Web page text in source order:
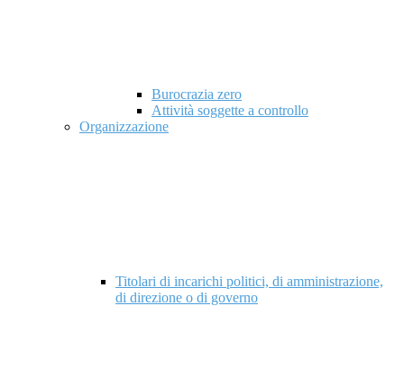
Burocrazia zero
Attività soggette a controllo
Organizzazione
Titolari di incarichi politici, di amministrazione,
di direzione o di governo